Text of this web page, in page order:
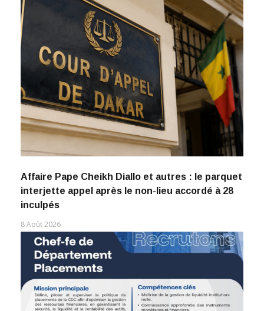
Affaire Pape Cheikh Diallo et autres : le parquet
interjette appel après le non-lieu accordé à 28
inculpés
8 Août 2026